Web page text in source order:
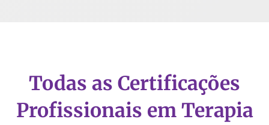
Todas as Certificações
Profissionais em Terapia